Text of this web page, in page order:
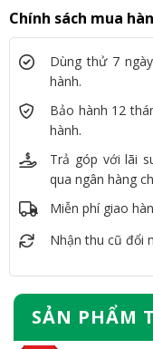
Chính sách mua
Dùng thử 7
hành.
Bảo hành 12
hành.
Trả góp với lãi
qua ngân hàng
Miễn phí giao
Nhận thu cũ đổi
SẢN PHẨM